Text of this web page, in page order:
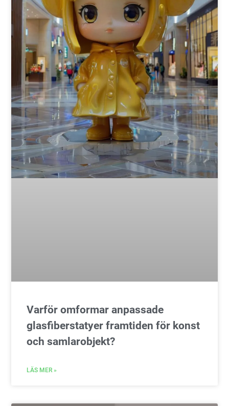
Varför omformar anpassade
glasfiberstatyer framtiden för konst
och samlarobjekt?
LÄS MER »